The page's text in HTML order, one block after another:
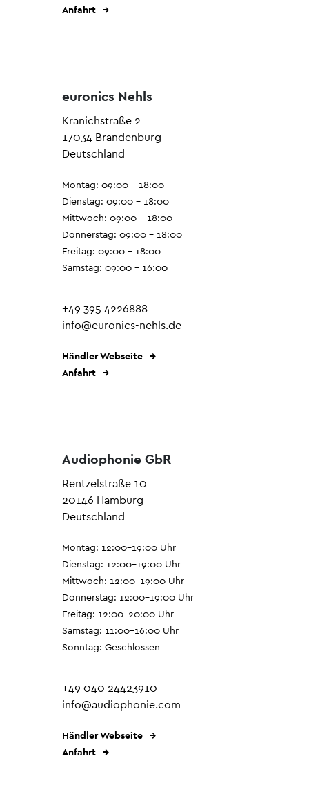
Anfahrt
euronics Nehls
Kranichstraße 2
17034 Brandenburg
Deutschland
Montag: 09:00 - 18:00
Dienstag: 09:00 - 18:00
Mittwoch: 09:00 - 18:00
Donnerstag: 09:00 - 18:00
Freitag: 09:00 - 18:00
Samstag: 09:00 - 16:00
+49 395 4226888
info@euronics-nehls.de
Händler Webseite
Anfahrt
Audiophonie GbR
Rentzelstraße 10
20146 Hamburg
Deutschland
Montag: 12:00–19:00 Uhr
Dienstag: 12:00–19:00 Uhr
Mittwoch: 12:00–19:00 Uhr
Donnerstag: 12:00–19:00 Uhr
Freitag: 12:00–20:00 Uhr
Samstag: 11:00–16:00 Uhr
Sonntag: Geschlossen
+49 040 24423910
info@audiophonie.com
Händler Webseite
Anfahrt